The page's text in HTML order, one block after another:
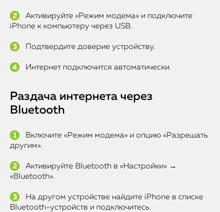
Активируйте «Режим модема» и подключите
iPhone к компьютеру через USB.
Подтвердите доверие устройству.
Интернет подключится автоматически.
Раздача интернета через
Bluetooth
Включите «Режим модема» и опцию «Разрешать
другим».
Активируйте Bluetooth в «Настройки» →
«Bluetooth».
На другом устройстве найдите iPhone в списке
Bluetooth-устройств и подключитесь.